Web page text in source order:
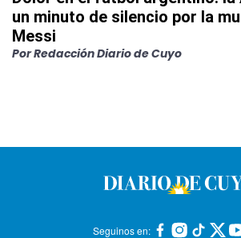
un minuto de silencio por la
Messi
PorRedacción Diario de Cuyo
Seguinos en: